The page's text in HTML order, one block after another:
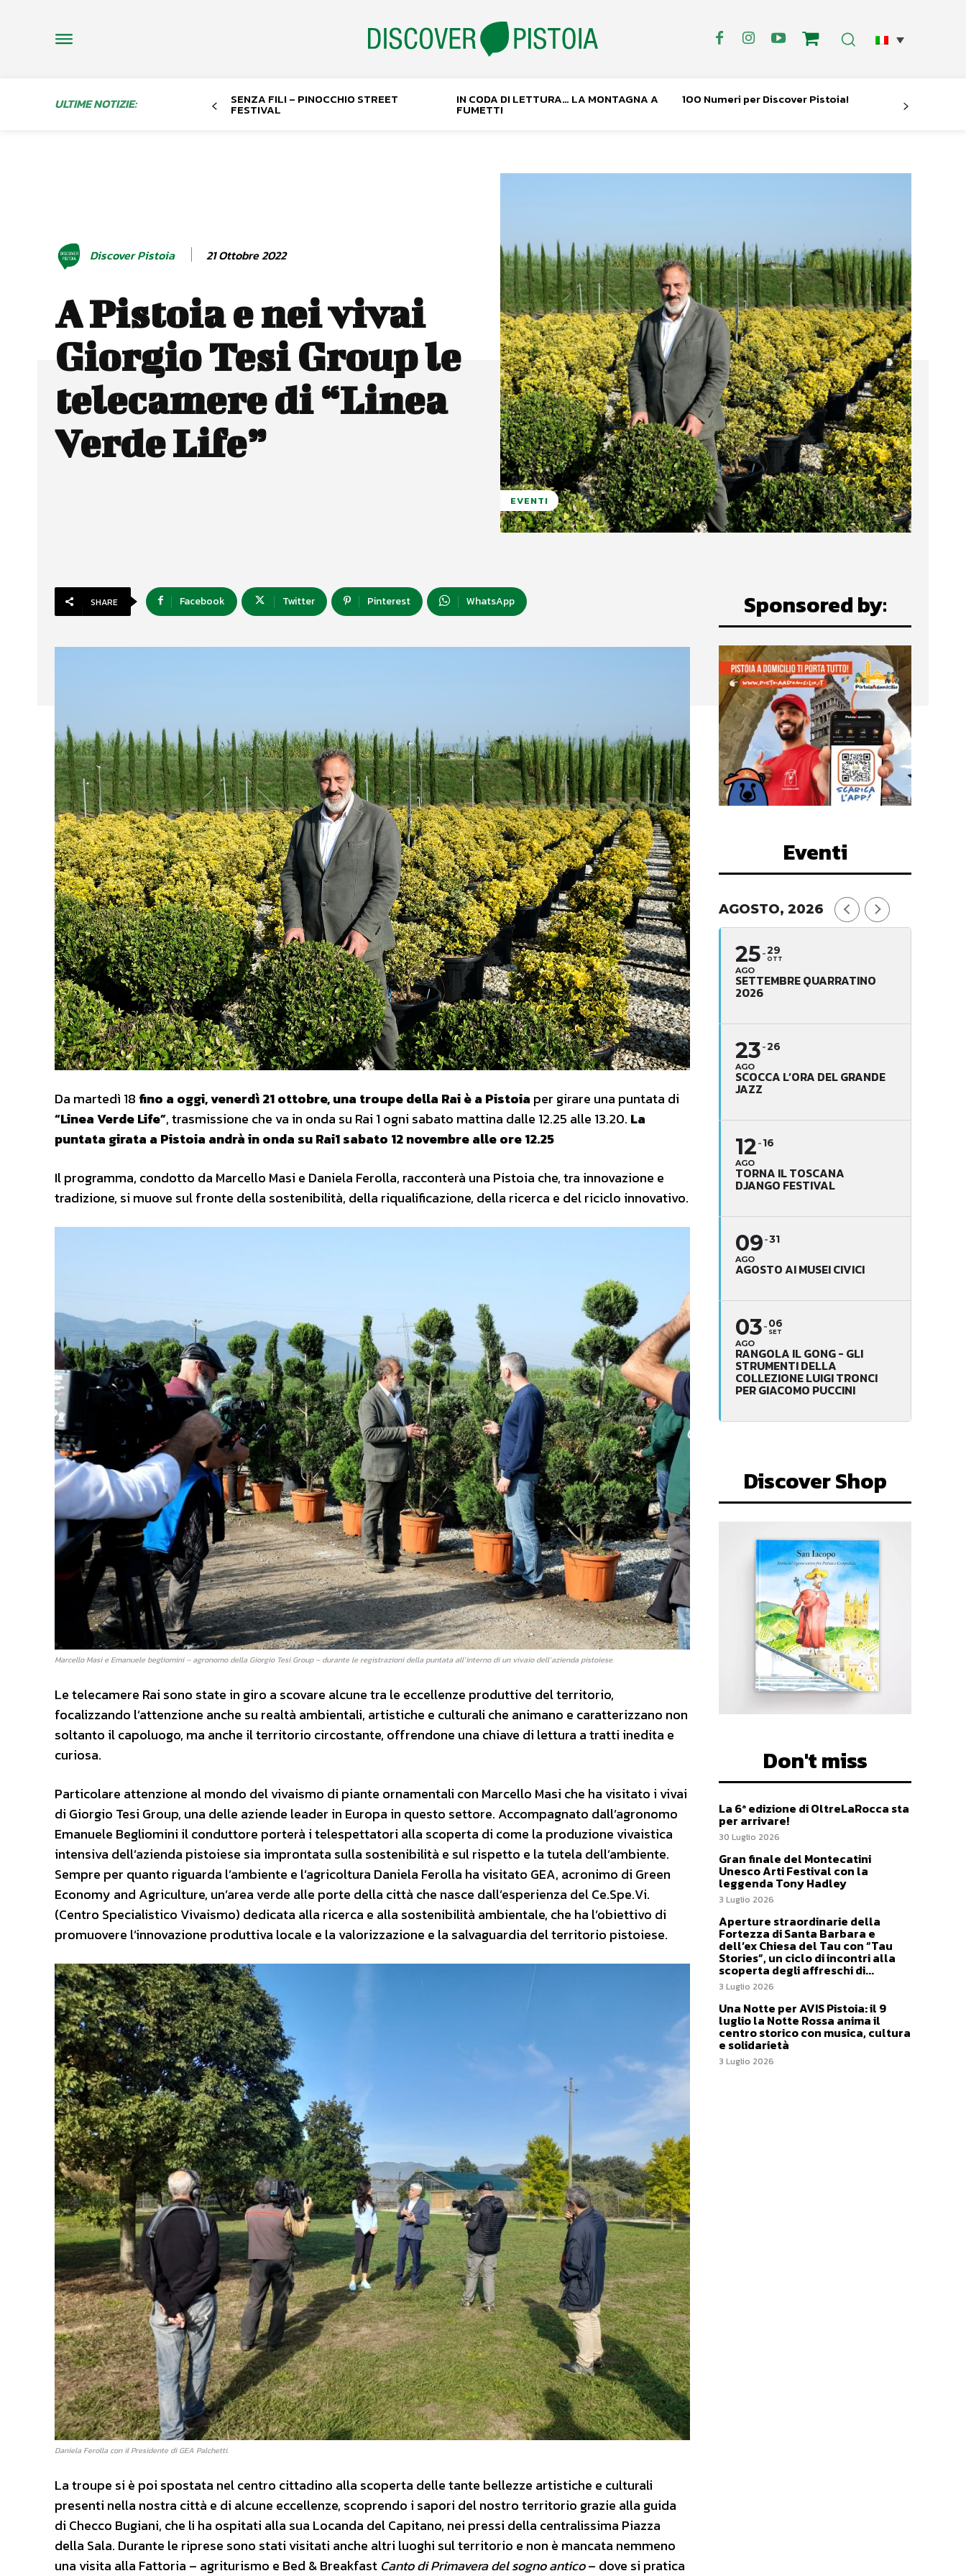
ULTIME NOTIZIE: SENZA FILI – PINOCCHIO STREET
FESTIVAL
IN CODA DI LETTURA… LA MONTAGNA A
FUMETTI
100 Numeri per Discover Pistoia!
Discover Pistoia 21 Ottobre 2022
A Pistoia e nei vivai
Giorgio Tesi Group le
telecamere di “Linea
Verde Life”
EVENTI
SHARE Facebook Twitter Pinterest WhatsApp
Da martedì 18 fino a oggi, venerdì 21 ottobre, una troupe della Rai è a Pistoia per girare una puntata di
“Linea Verde Life”, trasmissione che va in onda su Rai 1 ogni sabato mattina dalle 12.25 alle 13.20. La
puntata girata a Pistoia andrà in onda su Rai1 sabato 12 novembre alle ore 12.25
Il programma, condotto da Marcello Masi e Daniela Ferolla, racconterà una Pistoia che, tra innovazione e
tradizione, si muove sul fronte della sostenibilità, della riqualificazione, della ricerca e del riciclo innovativo.
Marcello Masi e Emanuele begliomini – agronomo della Giorgio Tesi Group – durante le registrazioni della puntata all’interno di un vivaio dell’azienda pistoiese.
Le telecamere Rai sono state in giro a scovare alcune tra le eccellenze produttive del territorio,
focalizzando l’attenzione anche su realtà ambientali, artistiche e culturali che animano e caratterizzano non
soltanto il capoluogo, ma anche il territorio circostante, offrendone una chiave di lettura a tratti inedita e
curiosa.
Particolare attenzione al mondo del vivaismo di piante ornamentali con Marcello Masi che ha visitato i vivai
di Giorgio Tesi Group, una delle aziende leader in Europa in questo settore. Accompagnato dall’agronomo
Emanuele Begliomini il conduttore porterà i telespettatori alla scoperta di come la produzione vivaistica
intensiva dell’azienda pistoiese sia improntata sulla sostenibilità e sul rispetto e la tutela dell’ambiente.
Sempre per quanto riguarda l’ambiente e l’agricoltura Daniela Ferolla ha visitato GEA, acronimo di Green
Economy and Agriculture, un’area verde alle porte della città che nasce dall’esperienza del Ce.Spe.Vi.
(Centro Specialistico Vivaismo) dedicata alla ricerca e alla sostenibilità ambientale, che ha l’obiettivo di
promuovere l’innovazione produttiva locale e la valorizzazione e la salvaguardia del territorio pistoiese.
Daniela Ferolla con il Presidente di GEA Palchetti.
La troupe si è poi spostata nel centro cittadino alla scoperta delle tante bellezze artistiche e culturali
presenti nella nostra città e di alcune eccellenze, scoprendo i sapori del nostro territorio grazie alla guida
di Checco Bugiani, che li ha ospitati alla sua Locanda del Capitano, nei pressi della centralissima Piazza
della Sala. Durante le riprese sono stati visitati anche altri luoghi sul territorio e non è mancata nemmeno
una visita alla Fattoria – agriturismo e Bed & Breakfast Canto di Primavera del sogno antico– dove si pratica
Sponsored by:
Eventi
AGOSTO, 2026
25
AGO
29
OTT
SETTEMBRE QUARRATINO
2026
23
AGO
26
SCOCCA L’ORA DEL GRANDE
JAZZ
12
AGO
16
TORNA IL TOSCANA
DJANGO FESTIVAL
09
AGO
31
AGOSTO AI MUSEI CIVICI
03
AGO
06
SET
RANGOLA IL GONG - GLI
STRUMENTI DELLA
COLLEZIONE LUIGI TRONCI
PER GIACOMO PUCCINI
Discover Shop
Don't miss
La 6ª edizione di OltreLaRocca sta
per arrivare!
30 Luglio 2026
Gran finale del Montecatini
Unesco Arti Festival con la
leggenda Tony Hadley
3 Luglio 2026
Aperture straordinarie della
Fortezza di Santa Barbara e
dell’ex Chiesa del Tau con “Tau
Stories”, un ciclo di incontri alla
scoperta degli affreschi di...
3 Luglio 2026
Una Notte per AVIS Pistoia: il 9
luglio la Notte Rossa anima il
centro storico con musica, cultura
e solidarietà
3 Luglio 2026